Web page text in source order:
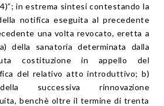
in estrema sintesi contestando la
notifica eseguita al precedente
una volta revocato, eretta a
della sanatoria determinata dalla
costituzione in appello del
del relativo atto introduttivo; b)
successiva rinnovazione
benchè oltre il termine di trenta